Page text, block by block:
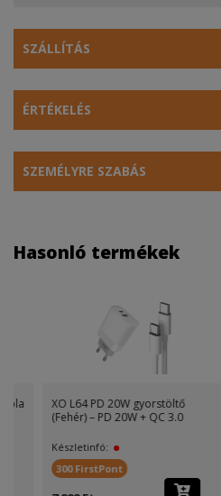
SZÁLLÍTÁS
ÉRTÉKELÉS
SZEMÉLYRE SZABÁS
Hasonló termékek
XO L64 PD 20W gyorstöltő
(Fehér) – PD 20W + QC 3.0
Készletinfó:
300 FirstPont